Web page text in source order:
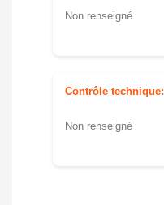
Non renseigné
Contrôle technique:
Non renseigné